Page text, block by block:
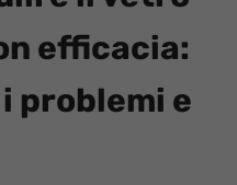
efficacia:
problemi e